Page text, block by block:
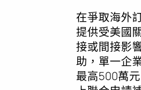
在爭取海外
提供受美國
接或間接影
助，單一企
最高500萬